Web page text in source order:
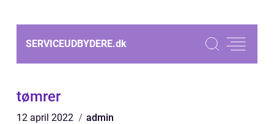
SERVICEUDBYDERE.dk
tømrer
12 april 2022 admin